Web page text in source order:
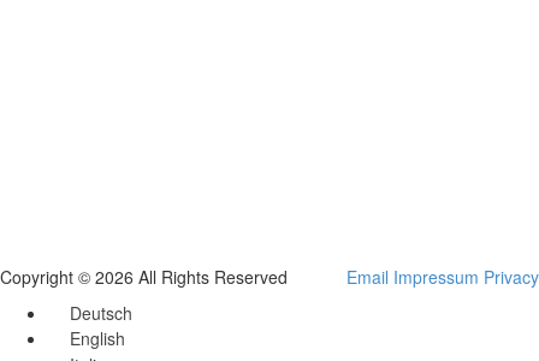
Copyright © 2026 All Rights Reserved Email Impressum Privacy
Deutsch
English